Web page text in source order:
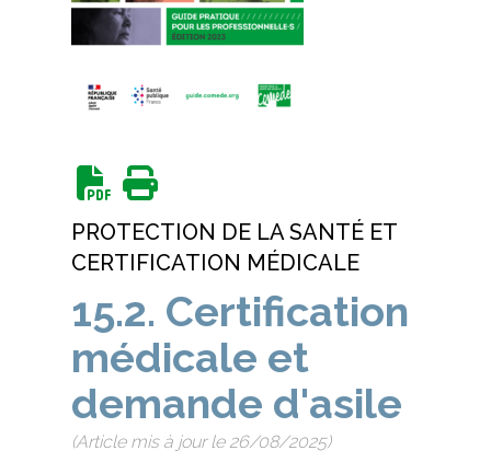
15.2. Certification
médicale et
demande d'asile
PROTECTION DE LA SANTÉ ET
CERTIFICATION MÉDICALE
(Article mis à jour le 26/08/2025)